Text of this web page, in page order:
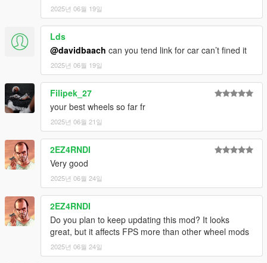
2025년 06월 19일
Lds
@davidbaach can you tend link for car can’t fined it
2025년 06월 19일
Filipek_27
your best wheels so far fr
2025년 06월 21일
2EZ4RNDI
Very good
2025년 06월 24일
2EZ4RNDI
Do you plan to keep updating this mod? It looks
great, but it affects FPS more than other wheel mods
2025년 06월 24일